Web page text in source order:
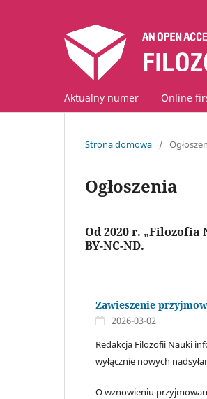
Aktualny numer Online
Strona domowa /
Ogłoszenia
Od 2020 r.
BY-NC-ND.
Zawieszenie
2026-03-02
Redakcja Filozofii Nauki
wyłącznie nowych
O wznowieniu